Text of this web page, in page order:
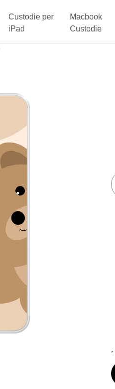
Custodie per
iPad
Macbook
Custodie
´